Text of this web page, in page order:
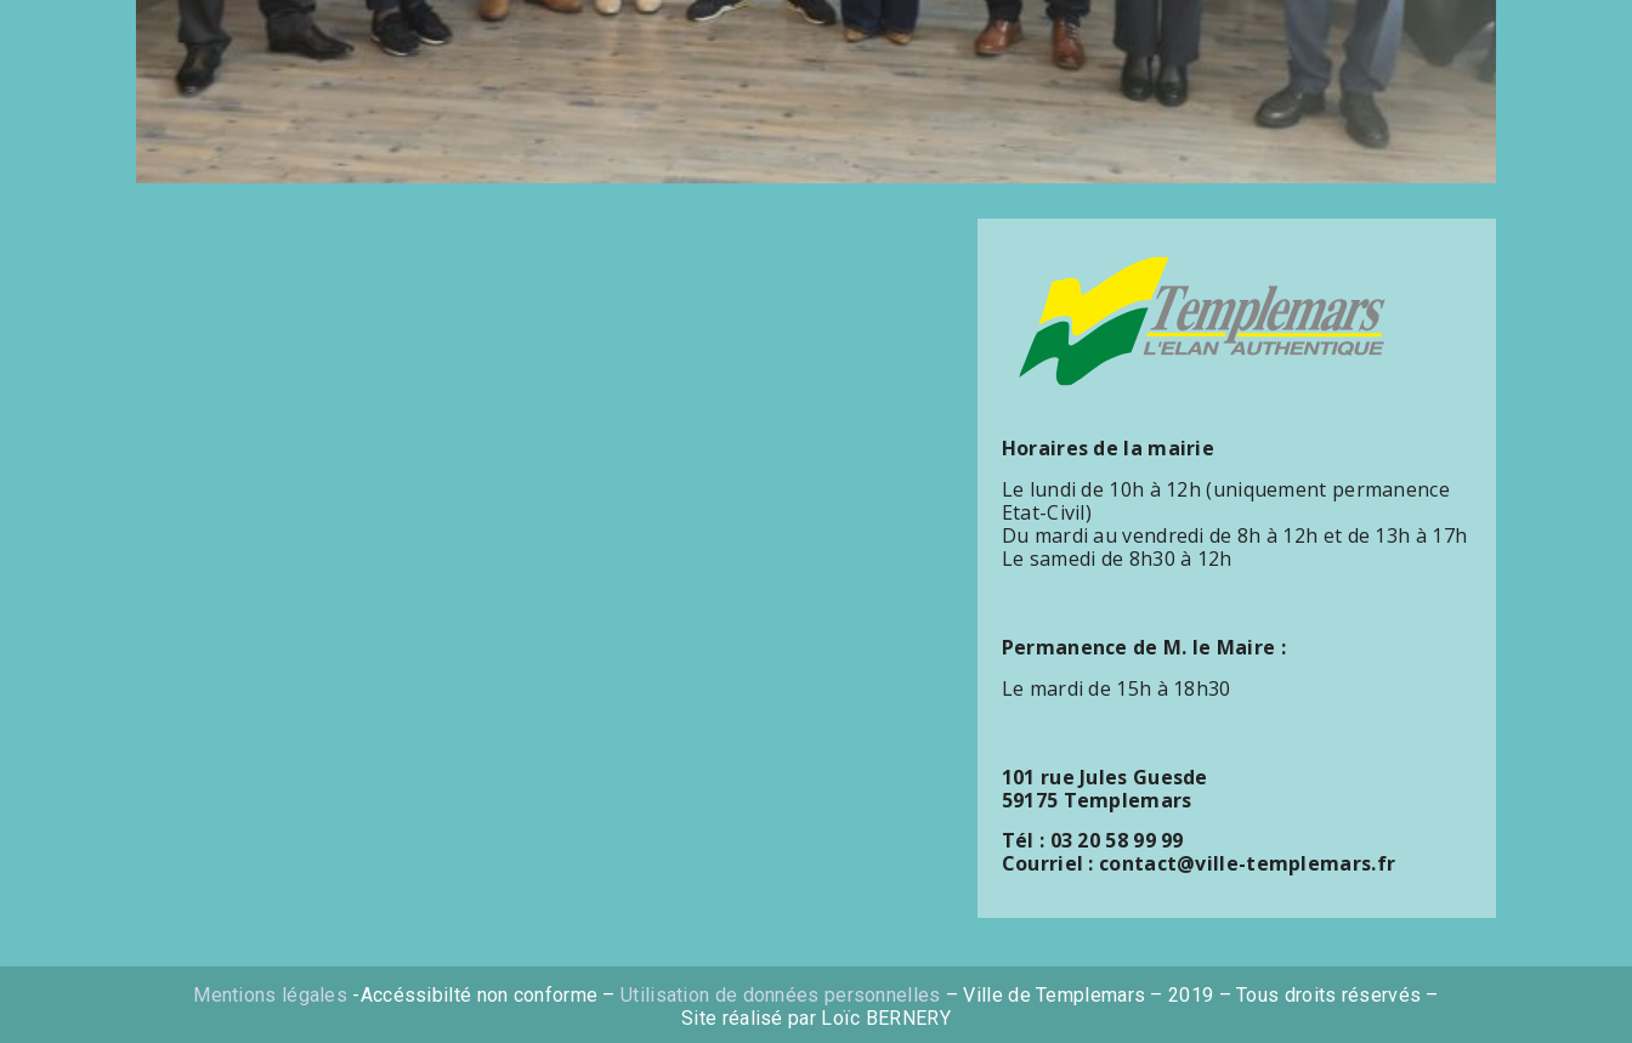
Horaires de la mairie
Le lundi de 10h à 12h (uniquement permanence
Etat-Civil)
Du mardi au vendredi de 8h à 12h et de 13h à 17h
Le samedi de 8h30 à 12h
Permanence de M. le Maire :
Le mardi de 15h à 18h30
101 rue Jules Guesde
59175 Templemars
Tél : 03 20 58 99 99
Courriel : contact@ville-templemars.fr
Mentions légales -Accéssibilté non conforme –Utilisation de données personnelles – Ville de Templemars – 2019 – Tous droits réservés –
Site réalisé par Loïc BERNERY